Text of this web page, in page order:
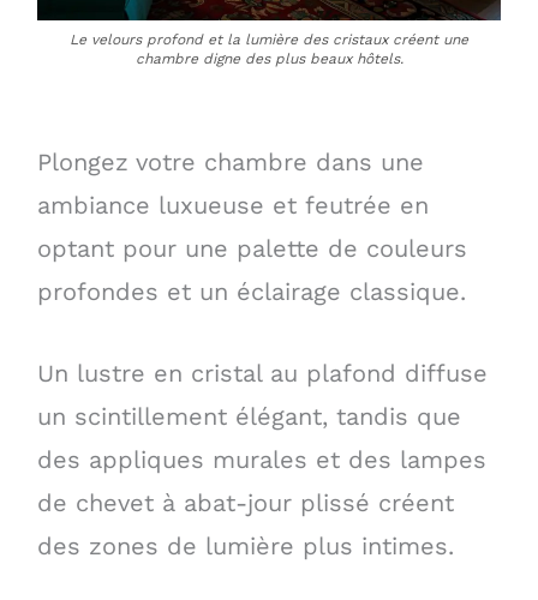
Le velours profond et la lumière des cristaux créent une
chambre digne des plus beaux hôtels.
Plongez votre chambre dans une
ambiance luxueuse et feutrée en
optant pour une palette de couleurs
profondes et un éclairage classique.
Un lustre en cristal au plafond diffuse
un scintillement élégant, tandis que
des appliques murales et des lampes
de chevet à abat-jour plissé créent
des zones de lumière plus intimes.